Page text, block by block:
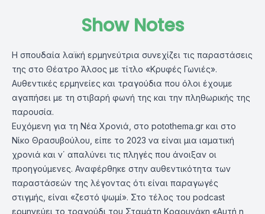
Show Notes
Η σπουδαία λαϊκή ερμηνεύτρια συνεχίζει τις παραστάσεις
της στο Θέατρο Άλσος με τίτλο «Κρυφές Γωνιές».
Αυθεντικές ερμηνείες και τραγούδια που όλοι έχουμε
αγαπήσει με τη στιβαρή φωνή της και την πληθωρικής της
παρουσία.
Ευχόμενη για τη Νέα Χρονιά, στο potothema.gr και στο
Νίκο Θρασυβούλου, είπε το 2023 να είναι μια ιαματική
χρονιά και ν΄ απαλύνει τις πληγές που άνοιξαν οι
προηγούμενες. Αναφέρθηκε στην αυθεντικότητα των
παραστάσεών της λέγοντας ότι είναι παραγωγές
στιγμής, είναι «ζεστό ψωμί». Στο τέλος του podcast
ερμηνεύει το τραγούδι του Σταμάτη Κραουνάκη «Αυτή η